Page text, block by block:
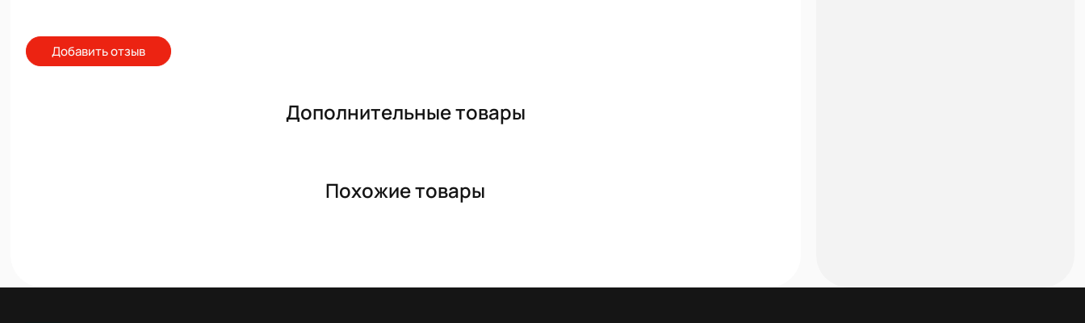
Добавить отзыв
Дополнительные товары
Похожие товары